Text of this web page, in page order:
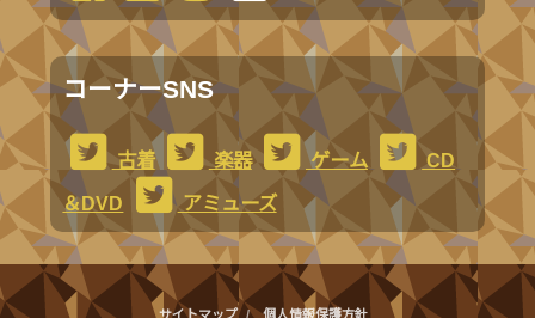
コーナーSNS
古着 楽器 ゲーム
CD
＆DVD
アミューズ
サイトマップ 個人情報保護方針